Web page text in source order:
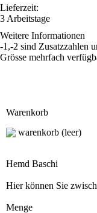
Lieferzeit:
3 Arbeitstage
Weitere Informationen
-1,-2 sind Zusatzzahlen
Grösse mehrfach
Warenkorb
warenkorb (leer)
Hemd Baschi
Hier können Sie
Menge